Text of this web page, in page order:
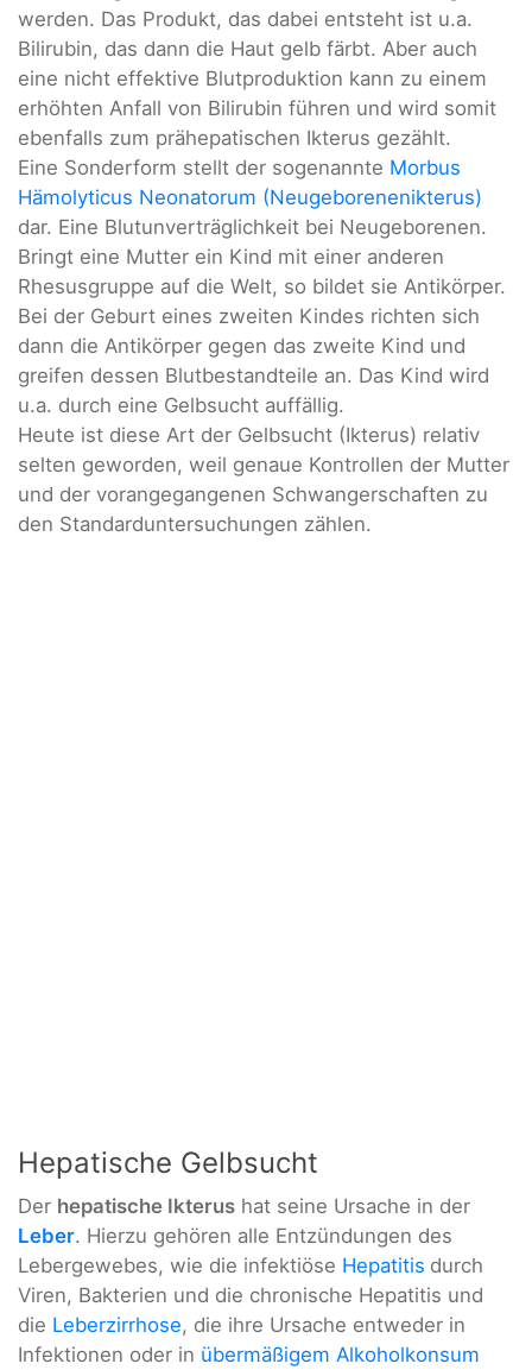
werden. Das Produkt, das dabei entsteht ist u.a.
Bilirubin, das dann die Haut gelb färbt. Aber auch
eine nicht effektive Blutproduktion kann zu einem
erhöhten Anfall von Bilirubin führen und wird somit
ebenfalls zum prähepatischen Ikterus gezählt.
Eine Sonderform stellt der sogenannte Morbus
Hämolyticus Neonatorum (Neugeborenenikterus)
dar. Eine Blutunverträglichkeit bei Neugeborenen.
Bringt eine Mutter ein Kind mit einer anderen
Rhesusgruppe auf die Welt, so bildet sie Antikörper.
Bei der Geburt eines zweiten Kindes richten sich
dann die Antikörper gegen das zweite Kind und
greifen dessen Blutbestandteile an. Das Kind wird
u.a. durch eine Gelbsucht auffällig.
Heute ist diese Art der Gelbsucht (Ikterus) relativ
selten geworden, weil genaue Kontrollen der Mutter
und der vorangegangenen Schwangerschaften zu
den Standarduntersuchungen zählen.
Hepatische Gelbsucht
Der hepatische Ikterus hat seine Ursache in der
Leber. Hierzu gehören alle Entzündungen des
Lebergewebes, wie die infektiöse Hepatitis durch
Viren, Bakterien und die chronische Hepatitis und
die Leberzirrhose, die ihre Ursache entweder in
Infektionen oder in übermäßigem Alkoholkonsum